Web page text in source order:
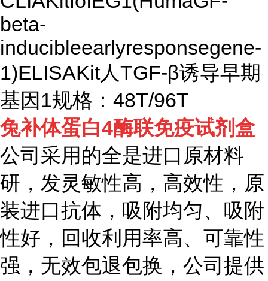
beta-
inducibleearlyresponsegene-
1)ELISAKit人TGF-β诱导早期
基因1规格：48T/96T
兔补体蛋白4酶联免疫试剂盒
公司采用的全是进口原材料
研，发灵敏性高，高效性，原
装进口抗体，吸附均匀、吸附
性好，回收利用率高、可靠性
强，无效包退包换，公司提供